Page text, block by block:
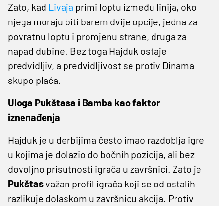
Zato, kad Livaja primi loptu između linija, oko
njega moraju biti barem dvije opcije, jedna za
povratnu loptu i promjenu strane, druga za
napad dubine. Bez toga Hajduk ostaje
predvidljiv, a predvidljivost se protiv Dinama
skupo plaća.
Uloga Pukštasa i Bamba kao faktor
iznenađenja
Hajduk je u derbijima često imao razdoblja igre
u kojima je dolazio do bočnih pozicija, ali bez
dovoljno prisutnosti igrača u završnici. Zato je
Pukštasvažan profil igrača koji se od ostalih
razlikuje dolaskom u završnicu akcija. Protiv